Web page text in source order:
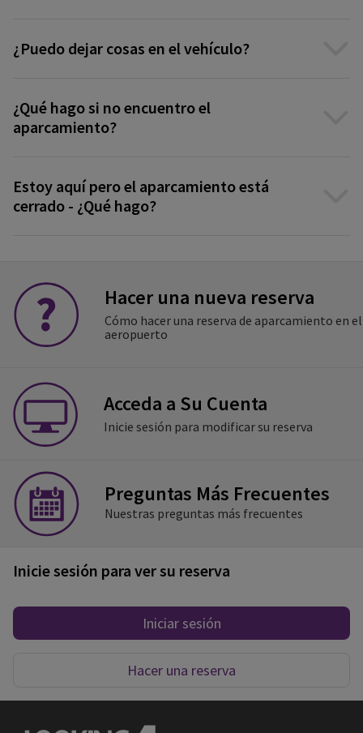
¿Puedo dejar cosas en el vehículo?
¿Qué hago si no encuentro el
aparcamiento?
Estoy aquí pero el aparcamiento está
cerrado - ¿Qué hago?
Hacer una nueva reserva
Cómo hacer una reserva de aparcamiento en el
aeropuerto
Acceda a Su Cuenta
Inicie sesión para modificar su reserva
Preguntas Más Frecuentes
Nuestras preguntas más frecuentes
Inicie sesión para ver su reserva
Iniciar sesión
Hacer una reserva